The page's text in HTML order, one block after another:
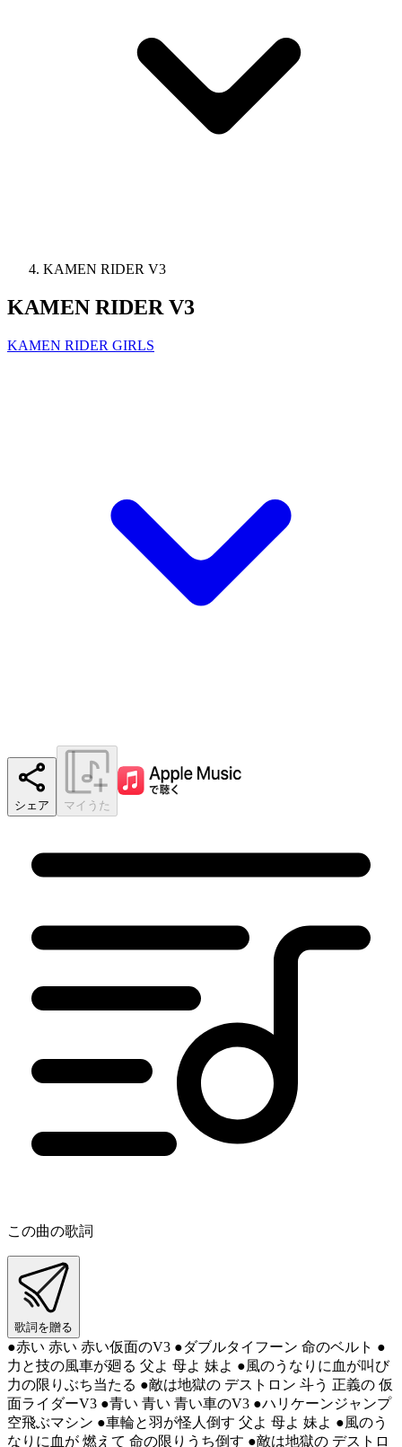
KAMEN RIDER V3
KAMEN RIDER V3
KAMEN RIDER GIRLS
シェア マイうた
この曲の歌詞
歌詞を贈る
●赤い 赤い 赤い仮面のV3 ●ダブルタイフーン 命のベルト ●
力と技の風車が廻る 父よ 母よ 妹よ ●風のうなりに血が叫び
力の限りぶち当たる ●敵は地獄の デストロン 斗う 正義の 仮
面ライダーV3 ●青い 青い 青い車のV3 ●ハリケーンジャンプ
空飛ぶマシン ●車輪と羽が怪人倒す 父よ 母よ 妹よ ●風のう
なりに血が 燃えて 命の限りうち倒す ●敵は地獄の デストロ